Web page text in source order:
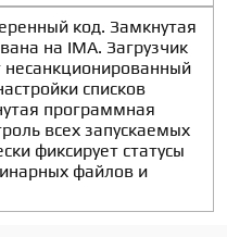
код. Замкнутая
на IMA. Загрузчик
списков
программная
всех запускаемых
фиксирует статусы
файлов и